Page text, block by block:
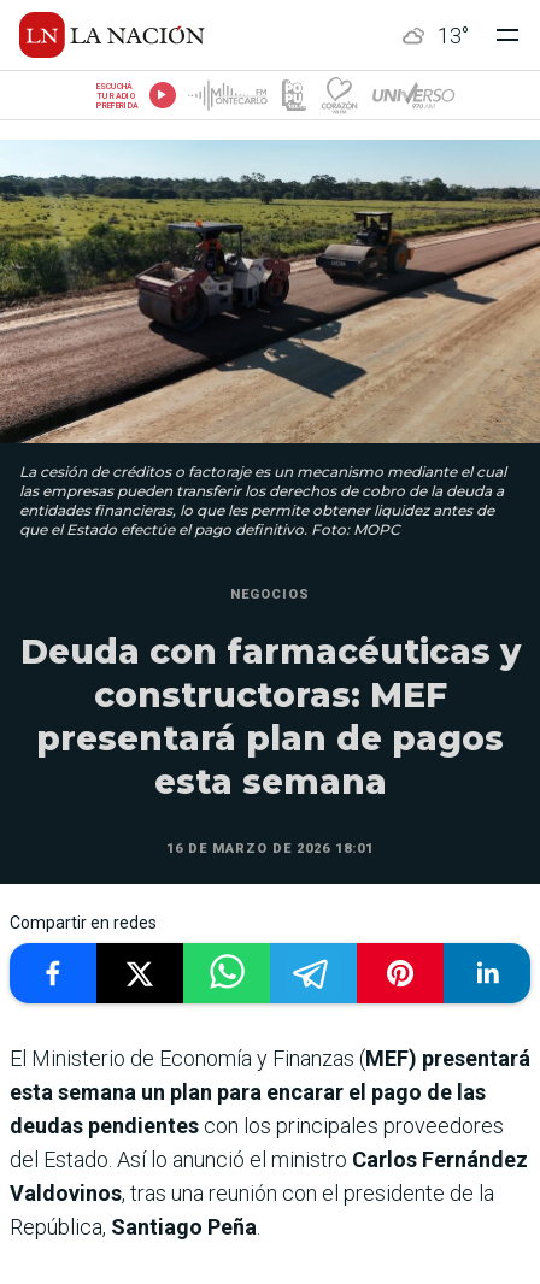
13°
ESCUCHÁ
TU RADIO
PREFERIDA
La cesión de créditos o factoraje es un mecanismo mediante el cual
las empresas pueden transferir los derechos de cobro de la deuda a
entidades financieras, lo que les permite obtener liquidez antes de
que el Estado efectúe el pago definitivo. Foto: MOPC
NEGOCIOS
Deuda con farmacéuticas y
constructoras: MEF
presentará plan de pagos
esta semana
16 DE MARZO DE 2026 18:01
Compartir en redes
El Ministerio de Economía y Finanzas (MEF) presentará
esta semana un plan para encarar el pago de las
deudas pendientes con los principales proveedores
del Estado. Así lo anunció el ministro Carlos Fernández
Valdovinos, tras una reunión con el presidente de la
República, Santiago Peña